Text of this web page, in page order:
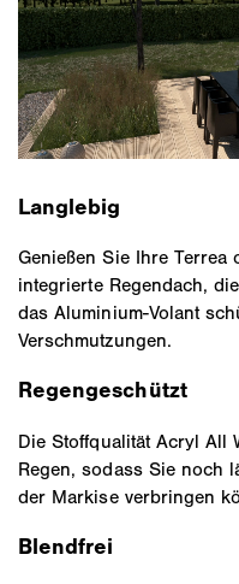
Langlebig
Genießen Sie Ihre Terrea
integrierte Regendach,
das Aluminium-Volant
Verschmutzungen.
Regengeschützt
Die Stoffqualität Acryl All
Regen, sodass Sie noch
der Markise verbringen
Blendfrei